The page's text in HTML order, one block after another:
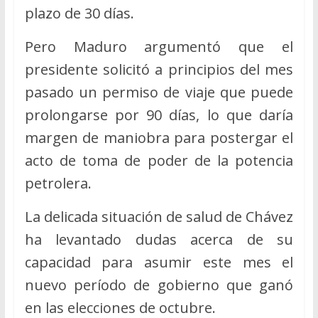
plazo de 30 días.
Pero Maduro argumentó que el
presidente solicitó a principios del mes
pasado un permiso de viaje que puede
prolongarse por 90 días, lo que daría
margen de maniobra para postergar el
acto de toma de poder de la potencia
petrolera.
La delicada situación de salud de Chávez
ha levantado dudas acerca de su
capacidad para asumir este mes el
nuevo período de gobierno que ganó
en las elecciones de octubre.